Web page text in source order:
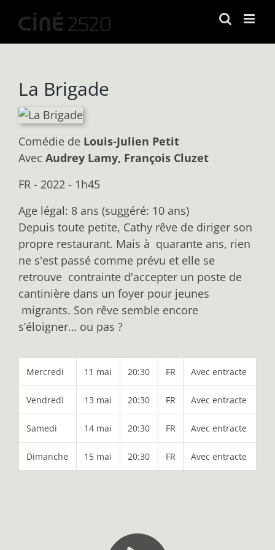
contenu
La Brigade
Comédie de Louis-Julien Petit
Avec Audrey Lamy, François Cluzet
FR - 2022 - 1h45
Age légal: 8 ans (suggéré: 10 ans)
Depuis toute petite, Cathy rêve de diriger son
propre restaurant. Mais à quarante ans, rien
ne s'est passé comme prévu et elle se
retrouve contrainte d'accepter un poste de
cantinière dans un foyer pour jeunes
migrants. Son rêve semble encore
s’éloigner… ou pas ?
Mercredi 11 mai 20:30 FR Avec entracte
Vendredi 13 mai 20:30 FR Avec entracte
Samedi 14 mai 20:30 FR Avec entracte
Dimanche 15 mai 20:30 FR Avec entracte